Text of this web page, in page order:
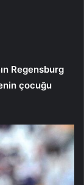
Regensburg
çocuğu